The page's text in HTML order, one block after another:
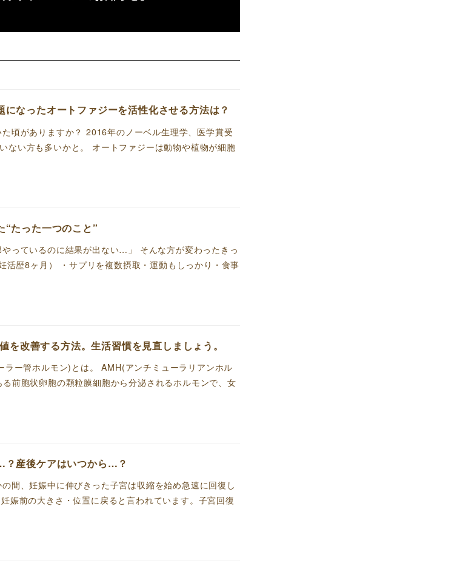
なったオートファジーを活性化させる方法は？
頃がありますか？ 2016年のノーベル生理学、医学賞受
ない方も多いかと。 オートファジーは動物や植物が細胞
“たった一つのこと”
っているのに結果が出ない…」 そんな方が変わったきっ
歴8ヶ月） ・サプリを複数摂取・運動もしっかり・食事
改善する方法。生活習慣を見直しましょう。
ー管ホルモン)とは。 AMH(アンチミューラリアンホル
前胞状卵胞の顆粒膜細胞から分泌されるホルモンで、女
？産後ケアはいつから…？
間、妊娠中に伸びきった子宮は収縮を始め急速に回復し
娠前の大きさ・位置に戻ると言われています。子宮回復